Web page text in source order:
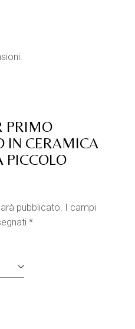
PRIMO
IN CERAMICA
PICCOLO
pubblicato. I campi
*